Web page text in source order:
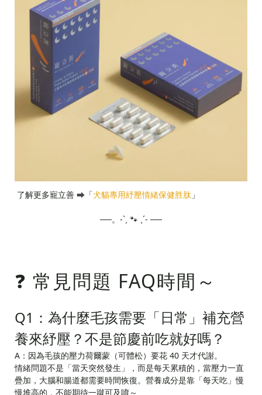
了解更多寵立善 ⮕ 「犬貓專用紓壓情緒保健胜肽 」
──。-ˋˏ 🐾 ˎˊ- ──
❓ 常見問題 FAQ時間～
Q1：為什麼毛孩需要「日常」補充營
養來紓壓？不是節慶前吃就好嗎？
A：因為毛孩的壓力荷爾蒙（可體松）要花 40 天才代謝。
情緒問題不是「當天突然發生」，而是每天累積的，當壓力一直
疊加，大腦和腸道都需要時間恢復。營養成分是靠「每天吃」慢
慢堆高的，不能期待一蹴可及唷～